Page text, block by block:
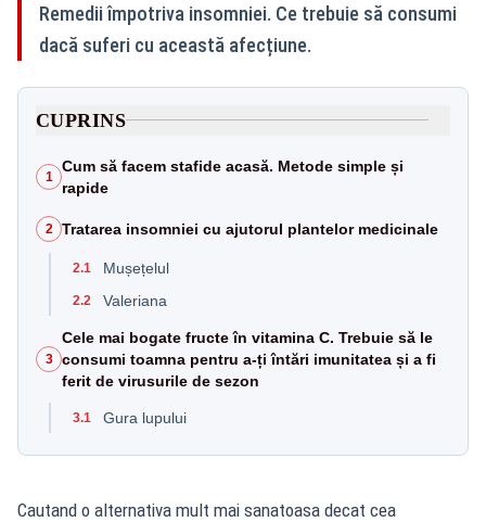
Remedii împotriva insomniei. Ce trebuie să consumi
dacă suferi cu această afecțiune.
CUPRINS
1
Cum să facem stafide acasă. Metode simple și
rapide
2 Tratarea insomniei cu ajutorul plantelor medicinale
2.1 Mușețelul
2.2 Valeriana
3
Cele mai bogate fructe în vitamina C. Trebuie să le
consumi toamna pentru a-ți întări imunitatea și a fi
ferit de virusurile de sezon
3.1 Gura lupului
Cautand o alternativa mult mai sanatoasa decat cea